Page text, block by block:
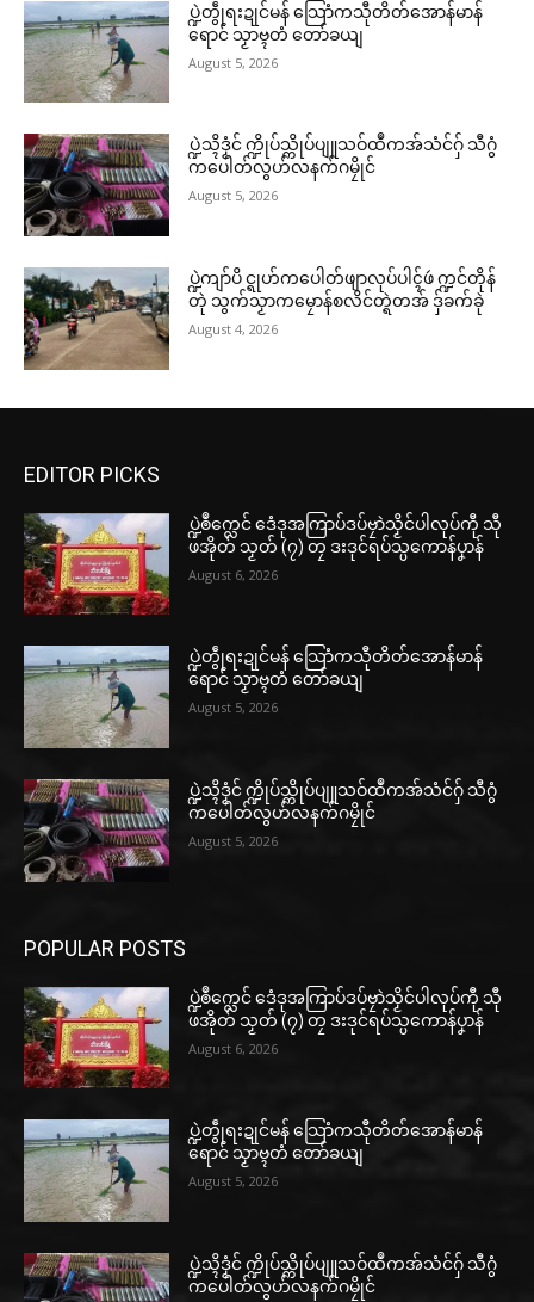
ပ္ဍဲတွဵုရးဍုင်မန် သြောံကသီုတိတ်အောန်မာန်
ရောင် သၟာဗ္ၚတံ တော်ခယျ
August 5, 2026
ပ္ဍဲသ္ၚိဒၟံင် က္ဍိုပ်သ္ကိုပ်ပျူသဝ်ထဳကအ်သံင်ဂှ် သီဂွံ
ကပေါတ်လွဟ်လနက်ဂမၠိုင်
August 5, 2026
ပ္ဍဲကျာ်ပိ င္ရုဟ်ကပေါတ်ဖျာလုပ်ပါၚ်ဖဴ က္ဍင်တိုန်
တုဲ သွက်သၟာကမၠောန်စလိင်တ္ရဲတအ် ဒှ်ခက်ခုဲ
August 4, 2026
EDITOR PICKS
ပ္ဍဲၜဳက္လေင် ဒေံဒုအကြာပ်ဒပ်ဗၠာဲသၟိင်ပါလုပ်ကီု သီု
ဖအိုတ် သၟတ် (၇) တၠ ဒးဒုင်ရပ်သ္ပကောန်ပၞာန်
August 6, 2026
ပ္ဍဲတွဵုရးဍုင်မန် သြောံကသီုတိတ်အောန်မာန်
ရောင် သၟာဗ္ၚတံ တော်ခယျ
August 5, 2026
ပ္ဍဲသ္ၚိဒၟံင် က္ဍိုပ်သ္ကိုပ်ပျူသဝ်ထဳကအ်သံင်ဂှ် သီဂွံ
ကပေါတ်လွဟ်လနက်ဂမၠိုင်
August 5, 2026
POPULAR POSTS
ပ္ဍဲၜဳက္လေင် ဒေံဒုအကြာပ်ဒပ်ဗၠာဲသၟိင်ပါလုပ်ကီု သီု
ဖအိုတ် သၟတ် (၇) တၠ ဒးဒုင်ရပ်သ္ပကောန်ပၞာန်
August 6, 2026
ပ္ဍဲတွဵုရးဍုင်မန် သြောံကသီုတိတ်အောန်မာန်
ရောင် သၟာဗ္ၚတံ တော်ခယျ
August 5, 2026
ပ္ဍဲသ္ၚိဒၟံင် က္ဍိုပ်သ္ကိုပ်ပျူသဝ်ထဳကအ်သံင်ဂှ် သီဂွံ
ကပေါတ်လွဟ်လနက်ဂမၠိုင်